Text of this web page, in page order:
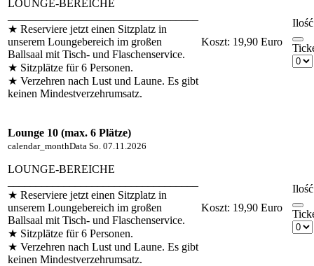
LOUNGE-BEREICHE
★ Reserviere jetzt einen Sitzplatz in
unserem Loungebereich im großen
Ballsaal mit Tisch- und Flaschenservice.
★ Sitzplätze für 6 Personen.
★ Verzehren nach Lust und Laune. Es gibt
keinen Mindestverzehrumsatz.
Koszt: 19,90 Euro
Lounge 10 (max. 6 Plätze)
calendar_monthData So. 07.11.2026
LOUNGE-BEREICHE
★ Reserviere jetzt einen Sitzplatz in
unserem Loungebereich im großen
Ballsaal mit Tisch- und Flaschenservice.
★ Sitzplätze für 6 Personen.
★ Verzehren nach Lust und Laune. Es gibt
keinen Mindestverzehrumsatz.
Koszt: 19,90 Euro